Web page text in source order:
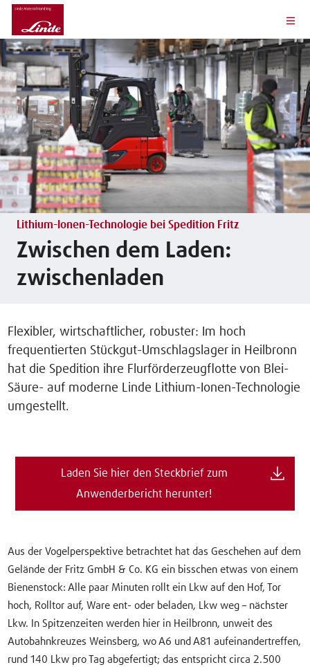
Lithium-Ionen-Technologie bei Spedition Fritz
Zwischen dem Laden:
zwischenladen
Flexibler, wirtschaftlicher, robuster: Im hoch
frequentierten Stückgut-Umschlagslager in Heilbronn
hat die Spedition ihre Flurförderzeugflotte von Blei-
Säure- auf moderne Linde Lithium-Ionen-Technologie
umgestellt.
Laden Sie hier den Steckbrief zum
Anwenderbericht herunter!
Aus der Vogelperspektive betrachtet hat das Geschehen auf dem
Gelände der Fritz GmbH & Co. KG ein bisschen etwas von einem
Bienenstock: Alle paar Minuten rollt ein Lkw auf den Hof, Tor
hoch, Rolltor auf, Ware ent- oder beladen, Lkw weg – nächster
Lkw. In Spitzenzeiten werden hier in Heilbronn, unweit des
Autobahnkreuzes Weinsberg, wo A6 und A81 aufeinandertreffen,
rund 140 Lkw pro Tag abgefertigt; das entspricht circa 2.500